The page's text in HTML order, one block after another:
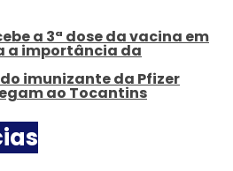
a 3ª dose da vacina em
a importância da
imunizante da Pfizer
ao Tocantins